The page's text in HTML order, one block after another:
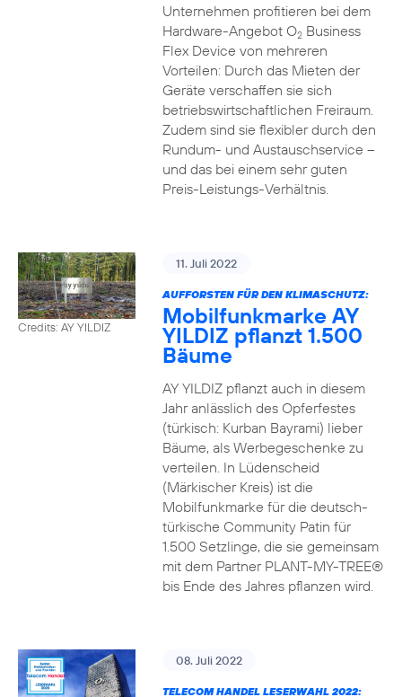
Unternehmen profitieren bei dem
Hardware-Angebot O2Business
Flex Device von mehreren
Vorteilen: Durch das Mieten der
Geräte verschaffen sie sich
betriebswirtschaftlichen Freiraum.
Zudem sind sie flexibler durch den
Rundum- und Austauschservice –
und das bei einem sehr guten
Preis-Leistungs-Verhältnis.
Credits: AY YILDIZ
11. Juli 2022
AUFFORSTEN FÜR DEN KLIMASCHUTZ:
Mobilfunkmarke AY
YILDIZ pflanzt 1.500
Bäume
AY YILDIZ pflanzt auch in diesem
Jahr anlässlich des Opferfestes
(türkisch: Kurban Bayrami) lieber
Bäume, als Werbegeschenke zu
verteilen. In Lüdenscheid
(Märkischer Kreis) ist die
Mobilfunkmarke für die deutsch-
türkische Community Patin für
1.500 Setzlinge, die sie gemeinsam
mit dem Partner PLANT-MY-TREE®
bis Ende des Jahres pflanzen wird.
08. Juli 2022
TELECOM HANDEL LESERWAHL 2022: